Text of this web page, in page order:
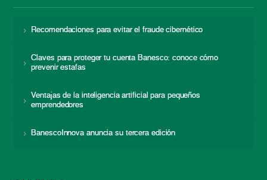
Recomendaciones para evitar el fraude cibernético
Claves para proteger tu cuenta Banesco: conoce cómo
prevenir estafas
Ventajas de la inteligencia artificial para pequeños
emprendedores
BanescoInnova anuncia su tercera edición